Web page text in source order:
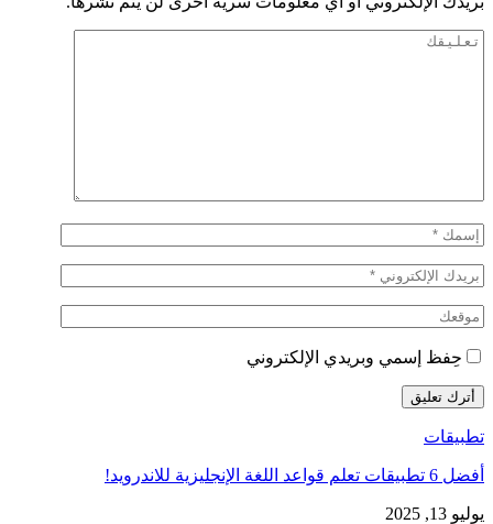
حِفظ إسمي وبريدي الإلكتروني
تطبيقات
أفضل 6 تطبيقات تعلم قواعد اللغة الإنجليزية للاندرويد!
يوليو 13, 2025